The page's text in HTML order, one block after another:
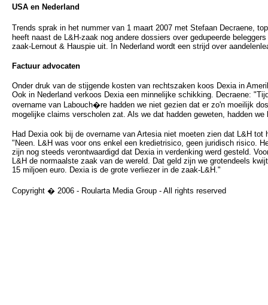
USA en Nederland
Trends sprak in het nummer van 1 maart 2007 met Stefaan Decraene,
heeft naast de L&H-zaak nog andere dossiers over gedupeerde
zaak-Lernout & Hauspie uit. In Nederland wordt een strijd over
Factuur advocaten
Onder druk van de stijgende kosten van rechtszaken koos Dexia in
Ook in Nederland verkoos Dexia een minnelijke schikking. Decraene:
overname van Labouch�re hadden we niet gezien dat er zo'n moeilijk
mogelijke claims verscholen zat. Als we dat hadden geweten, hadden
Had Dexia ook bij de overname van Artesia niet moeten zien dat L&H tot
"Neen. L&H was voor ons enkel een kredietrisico, geen juridisch risico.
zijn nog steeds verontwaardigd dat Dexia in verdenking werd gesteld.
L&H de normaalste zaak van de wereld. Dat geld zijn we grotendeels
15 miljoen euro. Dexia is de grote verliezer in de zaak-L&H."
Copyright � 2006 - Roularta Media Group - All rights reserved